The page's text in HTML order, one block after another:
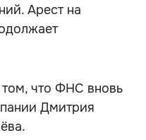
Арест на
что ФНС вновь
Дмитрия